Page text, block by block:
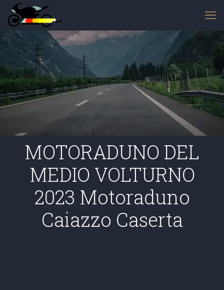
MOTORADUNO DEL
MEDIO VOLTURNO
2023 Motoraduno
Caiazzo Caserta